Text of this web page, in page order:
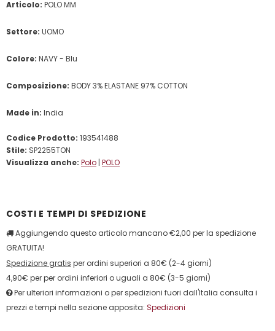
Articolo: POLO MM
Settore: UOMO
Colore: NAVY - Blu
Composizione: BODY 3% ELASTANE 97% COTTON
Made in: India
Codice Prodotto: 193541488
Stile: SP2255TON
Visualizza anche: Polo | POLO
COSTI E TEMPI DI SPEDIZIONE
Aggiungendo questo articolo mancano €2,00 per la spedizione
GRATUITA!
Spedizione gratis per ordini superiori a 80€ (2-4 giorni)
4,90€ per per ordini inferiori o uguali a 80€ (3-5 giorni)
Per ulteriori informazioni o per spedizioni fuori dall'Italia consulta i
prezzi e tempi nella sezione apposita: Spedizioni